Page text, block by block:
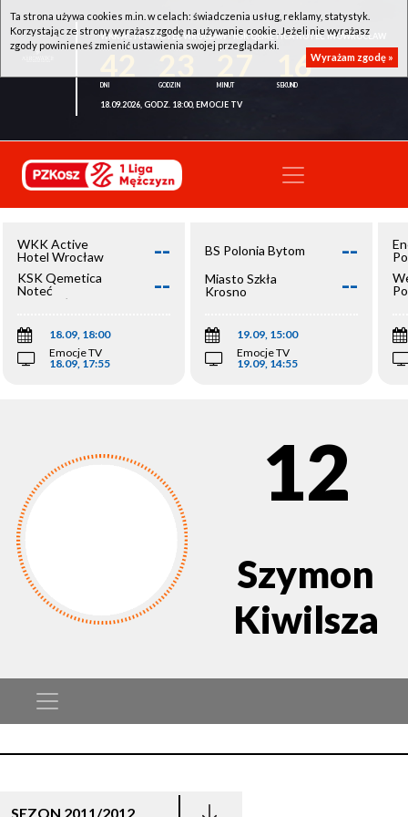
WKK ACTIVE HOTEL WROCŁAW - KSK QEMETICA NOTEĆ INOWROCŁAW
16
18.09.2026, GODZ. 18:00, EMOCJE TV
WKK Active
Hotel Wrocław
--
KSK Qemetica
Noteć
Inowrocław
--
18.09, 18:00
Emocje TV
18.09, 17:55
BS Polonia Bytom --
Miasto Szkła
Krosno
--
19.09, 15:00
Emocje TV
19.09, 14:55
12
Szymon
Kiwilsza
SEZON 2011/2012
Ta strona używa cookies m.in. w celach: świadczenia usług, reklamy, statystyk.
Korzystając ze strony wyrażasz zgodę na używanie cookie. Jeżeli nie wyrażasz
zgody powinieneś zmienić ustawienia swojej przeglądarki.
Wyrażam zgodę »